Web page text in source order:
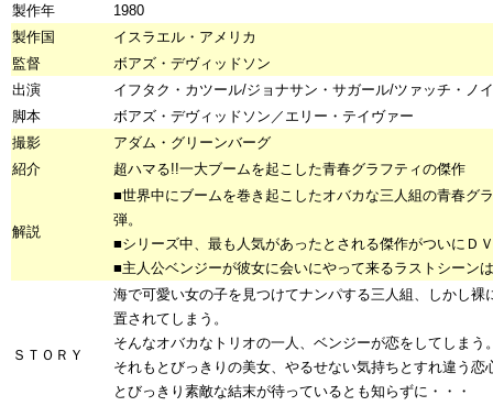
製作年
1980
製作国
イスラエル・アメリカ
監督
ボアズ・デヴィッドソン
出演
イフタク・カツール/ジョナサン・サガール/ツァッチ・ノイ
脚本
ボアズ・デヴィッドソン／エリー・テイヴァー
撮影
アダム・グリーンバーグ
紹介
超ハマる!!一大ブームを起こした青春グラフティの傑作
解説
■世界中にブームを巻き起こしたオバカな三人組の青春グ
弾。
■シリーズ中、最も人気があったとされる傑作がついにＤ
■主人公ベンジーが彼女に会いにやって来るラストシーン
ＳＴＯＲＹ
海で可愛い女の子を見つけてナンパする三人組、しかし裸
置されてしまう。
そんなオバカなトリオの一人、ベンジーが恋をしてしまう
それもとびっきりの美女、やるせない気持ちとすれ違う恋
とびっきり素敵な結末が待っているとも知らずに・・・